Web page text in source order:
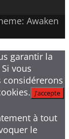
Awaken
garantir la
vous
considérerons
J'accepte
à tout
le